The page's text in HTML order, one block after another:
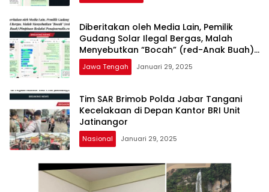
Diberitakan oleh Media Lain, Pemilik
Gudang Solar Ilegal Bergas, Malah
Menyebutkan “Bocah” (red-Anak Buah)
Pimpinan Redaksi Penajournalis.com
Jawa Tengah Januari 29, 2025
Tim SAR Brimob Polda Jabar Tangani
Kecelakaan di Depan Kantor BRI Unit
Jatinangor
Nasional Januari 29, 2025